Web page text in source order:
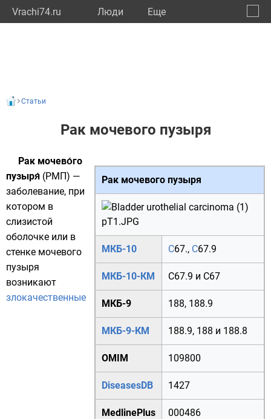
Vrachi74.ru Люди Eще
Статьи
Рак мочевого пузыря
Рак мочевого пузыря
МКБ-10 C67., C67.9
МКБ-10-КМ C67.9 и C67
МКБ-9 188, 188.9
МКБ-9-КМ 188.9, 188 и 188.8
OMIM 109800
DiseasesDB 1427
MedlinePlus 000486
Рак мочево́го
пузыря́ (РМП) —
заболевание, при
котором в
слизистой
оболочке или в
стенке мочевого
пузыря
возникают
злокачественные